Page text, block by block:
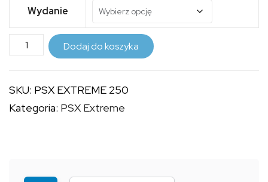
od
7,99 zł
do
9,99 zł
Wydanie
ilość
PSX
250
Dodaj do koszyka
SKU: PSX EXTREME 250
Kategoria: PSX Extreme